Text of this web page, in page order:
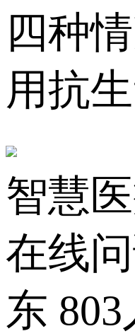
四种
用抗
智慧
在线
东